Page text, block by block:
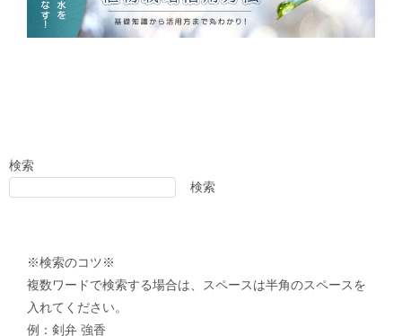
検索
検索
※検索のコツ※
複数ワードで検索する場合は、スペースは半角のスペースを
入れてください。
例：剣弁 強香